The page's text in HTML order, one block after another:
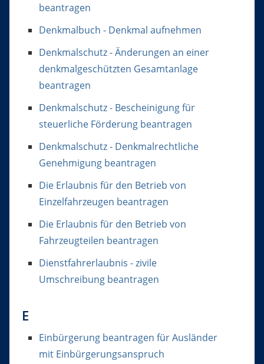
beantragen
Denkmalbuch - Denkmal aufnehmen
Denkmalschutz - Änderungen an einer
denkmalgeschützten Gesamtanlage
beantragen
Denkmalschutz - Bescheinigung für
steuerliche Förderung beantragen
Denkmalschutz - Denkmalrechtliche
Genehmigung beantragen
Die Erlaubnis für den Betrieb von
Einzelfahrzeugen beantragen
Die Erlaubnis für den Betrieb von
Fahrzeugteilen beantragen
Dienstfahrerlaubnis - zivile
Umschreibung beantragen
E
Einbürgerung beantragen für Ausländer
mit Einbürgerungsanspruch